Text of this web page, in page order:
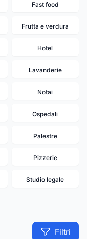
Fast food
Frutta e verdura
Hotel
Lavanderie
Notai
Ospedali
Palestre
Pizzerie
Studio legale
Filtri